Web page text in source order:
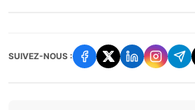
SUIVEZ-NOUS :